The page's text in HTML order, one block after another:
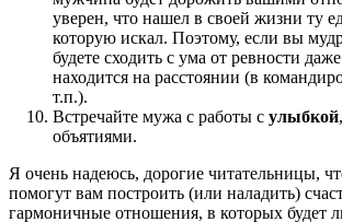
уверен, что нашел в своей жизни ту
которую искал. Поэтому, если вы
будете сходить с ума от ревности
находится на расстоянии (в
т.п.).
Встречайте мужа с работы с улыбкой
объятиями.
Я очень надеюсь, дорогие читательницы,
помогут вам построить (или наладить)
гармоничные отношения, в которых будет